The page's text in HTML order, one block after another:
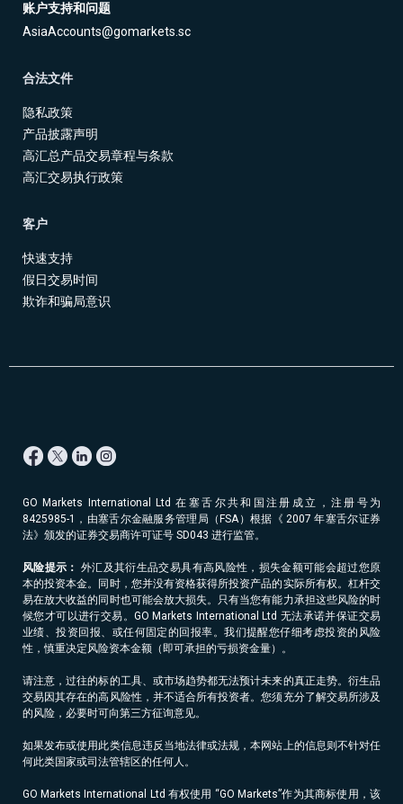
账户支持和问题
AsiaAccounts@gomarkets.sc
合法文件
隐私政策
产品披露声明
高汇总产品交易章程与条款
高汇交易执行政策
客户
快速支持
假日交易时间
欺诈和骗局意识
GO Markets International Ltd 在塞舌尔共和国注册成立，注册号为
8425985-1，由塞舌尔金融服务管理局（FSA）根据《 2007 年塞舌尔证券
法》颁发的证券交易商许可证号 SD043 进行监管。
风险提示： 外汇及其衍生品交易具有高风险性，损失金额可能会超过您原
本的投资本金。同时，您并没有资格获得所投资产品的实际所有权。杠杆交
易在放大收益的同时也可能会放大损失。只有当您有能力承担这些风险的时
候您才可以进行交易。GO Markets International Ltd 无法承诺并保证交易
业绩、投资回报、或任何固定的回报率。我们提醒您仔细考虑投资的风险
性，慎重决定风险资本金额（即可承担的亏损资金量）。
请注意，过往的标的工具、或市场趋势都无法预计未来的真正走势。衍生品
交易因其存在的高风险性，并不适合所有投资者。您须充分了解交易所涉及
的风险，必要时可向第三方征询意见。
如果发布或使用此类信息违反当地法律或法规，本网站上的信息则不针对任
何此类国家或司法管辖区的任何人。
GO Markets International Ltd 有权使用 “GO Markets”作为其商标使用，该